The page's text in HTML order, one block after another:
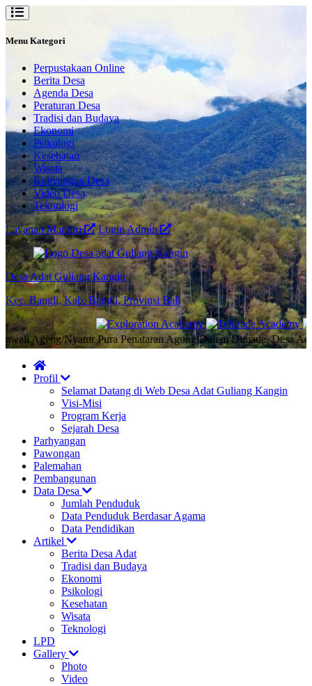
Menu Kategori
Perpustakaan Online
Berita Desa
Agenda Desa
Peraturan Desa
Tradisi dan Budaya
Ekonomi
Psikologi
Kesehatan
Wisata
Kahyangan Desa
Video Desa
Teknologi
Layanan Mandiri
Login Admin
Desa Adat Guliang Kangin
Kec. Bangli, Kab. Bangli, Provinsi Bali
Ageng/Nyatur Pura Penataran Agung Dalem Dimade, Desa Adat
Profil
Selamat Datang di Web Desa Adat Guliang Kangin
Visi-Misi
Program Kerja
Sejarah Desa
Parhyangan
Pawongan
Palemahan
Pembangunan
Data Desa
Jumlah Penduduk
Data Penduduk Berdasar Agama
Data Pendidikan
Artikel
Berita Desa Adat
Tradisi dan Budaya
Ekonomi
Psikologi
Kesehatan
Wisata
Teknologi
LPD
Gallery
Photo
Video